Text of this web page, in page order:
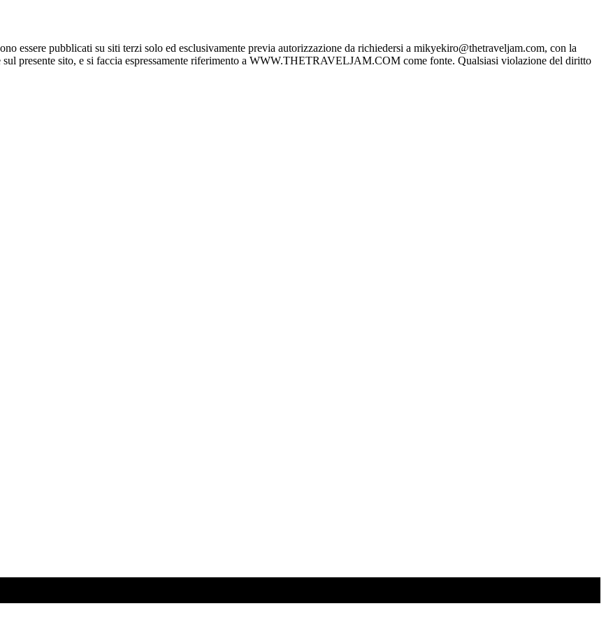
pubblicati su siti terzi solo ed esclusivamente previa autorizzazione da richiedersi a mikyekiro@thetraveljam.com, con la
presente sito, e si faccia espressamente riferimento a WWW.THETRAVELJAM.COM come fonte. Qualsiasi violazione del diritto